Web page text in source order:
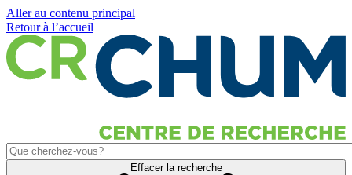
Aller au contenu principal
Retour à l’accueil
Effacer la recherche